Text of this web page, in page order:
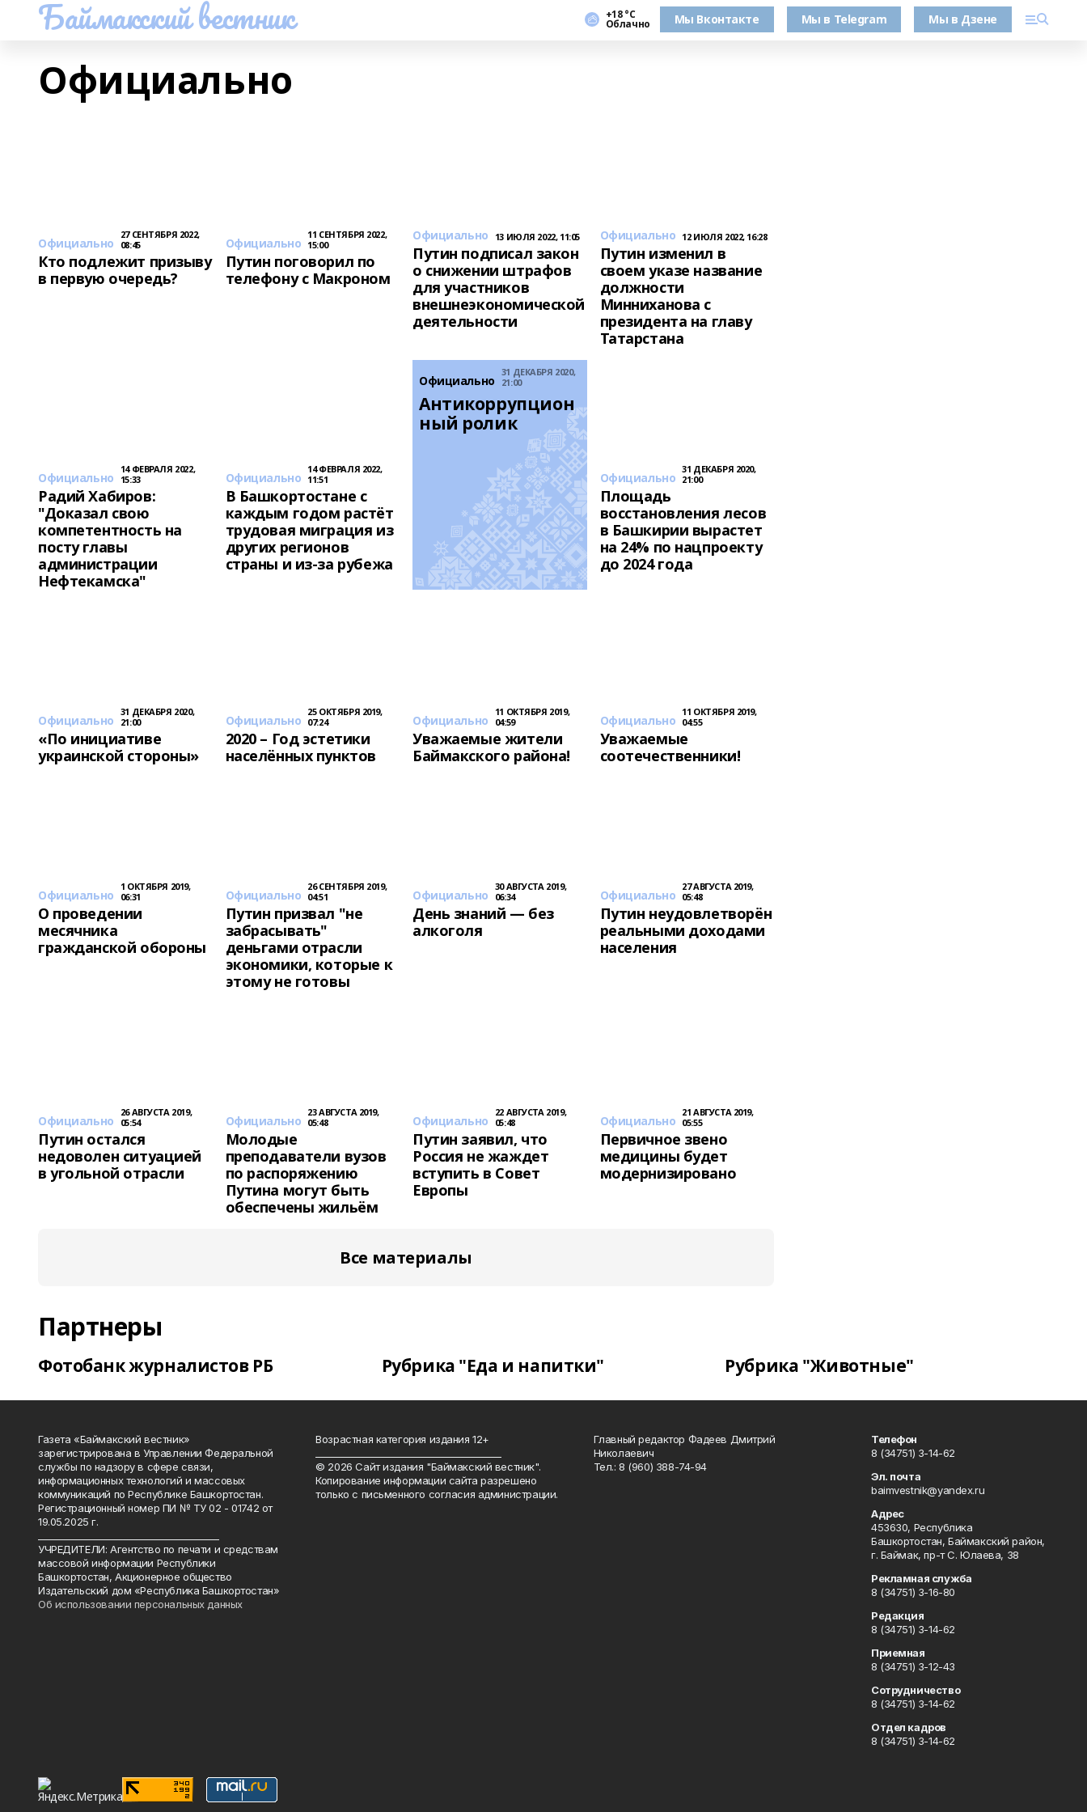
Баймакский вестник +18 °С
Облачно Мы Вконтакте Мы в Telegram Мы в Дзене
Официально
Официально
27 СЕНТЯБРЯ 2022,
08:45
Кто подлежит призыву
в первую очередь?
Официально
11 СЕНТЯБРЯ 2022,
15:00
Путин поговорил по
телефону с Макроном
Официально 13 ИЮЛЯ 2022, 11:05
Путин подписал закон
о снижении штрафов
для участников
внешнеэкономической
деятельности
Официально 12 ИЮЛЯ 2022, 16:28
Путин изменил в
своем указе название
должности
Минниханова с
президента на главу
Татарстана
Официально
14 ФЕВРАЛЯ 2022,
15:33
Радий Хабиров:
"Доказал свою
компетентность на
посту главы
администрации
Нефтекамска"
Официально
14 ФЕВРАЛЯ 2022,
11:51
В Башкортостане с
каждым годом растёт
трудовая миграция из
других регионов
страны и из-за рубежа
Официально
31 ДЕКАБРЯ 2020,
21:00
Антикоррупцион
ный ролик
Официально
31 ДЕКАБРЯ 2020,
21:00
Площадь
восстановления лесов
в Башкирии вырастет
на 24% по нацпроекту
до 2024 года
Официально
31 ДЕКАБРЯ 2020,
21:00
«По инициативе
украинской стороны»
Официально
25 ОКТЯБРЯ 2019,
07:24
2020 – Год эстетики
населённых пунктов
Официально
11 ОКТЯБРЯ 2019,
04:59
Уважаемые жители
Баймакского района!
Официально
11 ОКТЯБРЯ 2019,
04:55
Уважаемые
соотечественники!
Официально
1 ОКТЯБРЯ 2019,
06:31
О проведении
месячника
гражданской обороны
Официально
26 СЕНТЯБРЯ 2019,
04:51
Путин призвал "не
забрасывать"
деньгами отрасли
экономики, которые к
этому не готовы
Официально
30 АВГУСТА 2019,
06:34
День знаний — без
алкоголя
Официально
27 АВГУСТА 2019,
05:48
Путин неудовлетворён
реальными доходами
населения
Официально
26 АВГУСТА 2019,
05:54
Путин остался
недоволен ситуацией
в угольной отрасли
Официально
23 АВГУСТА 2019,
05:48
Молодые
преподаватели вузов
по распоряжению
Путина могут быть
обеспечены жильём
Официально
22 АВГУСТА 2019,
05:48
Путин заявил, что
Россия не жаждет
вступить в Совет
Европы
Официально
21 АВГУСТА 2019,
05:55
Первичное звено
медицины будет
модернизировано
Все материалы
Партнеры
Фотобанк журналистов РБ Рубрика "Еда и напитки" Рубрика "Животные"
Газета «Баймакский вестник»
зарегистрирована в Управлении Федеральной
службы по надзору в сфере связи,
информационных технологий и массовых
коммуникаций по Республике Башкортостан.
Регистрационный номер ПИ № ТУ 02 - 01742 от
19.05.2025 г.
УЧРЕДИТЕЛИ: Агентство по печати и средствам
массовой информации Республики
Башкортостан, Акционерное общество
Издательский дом «Республика Башкортостан»
Об использовании персональных данных
Возрастная категория издания 12+
© 2026 Сайт издания "Баймакский вестник".
Копирование информации сайта разрешено
только с письменного согласия администрации.
Главный редактор Фадеев Дмитрий
Николаевич
Тел.: 8 (960) 388-74-94
Телефон
8 (34751) 3-14-62
Эл. почта
baimvestnik@yandex.ru
Адрес
453630, Республика
Башкортостан, Баймакский район,
г. Баймак, пр-т С. Юлаева, 38
Рекламная служба
8 (34751) 3-16-80
Редакция
8 (34751) 3-14-62
Приемная
8 (34751) 3-12-43
Сотрудничество
8 (34751) 3-14-62
Отдел кадров
8 (34751) 3-14-62